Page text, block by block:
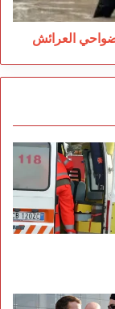
العرائش